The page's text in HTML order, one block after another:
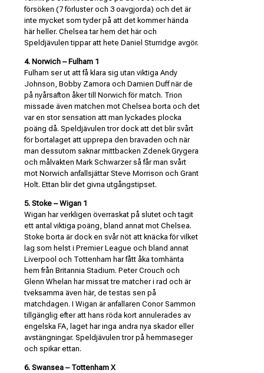
försöken (7 förluster och 3 oavgjorda) och det är
inte mycket som tyder på att det kommer hända
här heller. Chelsea tar hem det här och
Speldjävulen tippar att hete Daniel Sturridge avgör.
4. Norwich – Fulham 1
Fulham ser ut att få klara sig utan viktiga Andy
Johnson, Bobby Zamora och Damien Duff när de
på nyårsafton åker till Norwich för match. Trion
missade även matchen mot Chelsea borta och det
var en stor sensation att man lyckades plocka
poäng då. Speldjävulen tror dock att det blir svårt
för bortalaget att upprepa den bravaden och när
man dessutom saknar mittbacken Zdenek Grygera
och målvakten Mark Schwarzer så får man svårt
mot Norwich anfallsjättar Steve Morrison och Grant
Holt. Ettan blir det givna utgångstipset.
5. Stoke – Wigan 1
Wigan har verkligen överraskat på slutet och tagit
ett antal viktiga poäng, bland annat mot Chelsea.
Stoke borta är dock en svår nöt att knäcka för vilket
lag som helst i Premier League och bland annat
Liverpool och Tottenham har fått åka tomhänta
hem från Britannia Stadium. Peter Crouch och
Glenn Whelan har missat tre matcher i rad och är
tveksamma även här, de testas sen på
matchdagen. I Wigan är anfallaren Conor Sammon
tillgänglig efter att hans röda kort annulerades av
engelska FA, laget har inga andra nya skador eller
avstängningar. Speldjävulen tror på hemmaseger
och spikar ettan.
6. Swansea – Tottenham X